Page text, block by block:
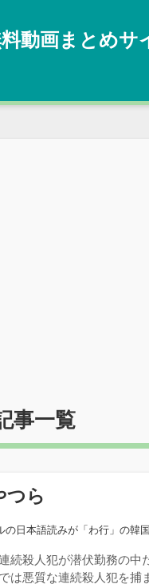
動画まとめサ
事一覧
つら
の日本語読みが「わ行」の韓
続殺人犯が潜伏勤務の中
は悪質な連続殺人犯を捕